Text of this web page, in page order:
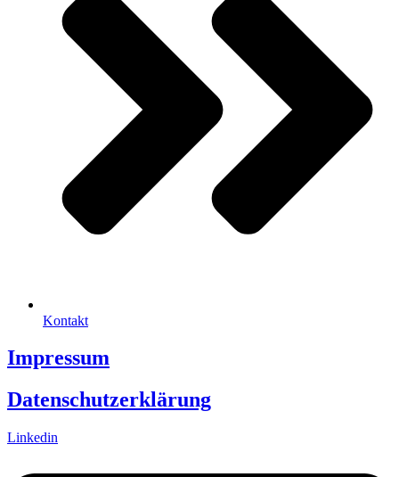
Kontakt
Impressum
Datenschutzerklärung
Linkedin